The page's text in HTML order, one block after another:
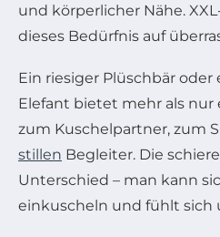
und körperlicher Nähe.
dieses Bedürfnis auf
Ein riesiger Plüschbär
Elefant bietet mehr als nur
zum Kuschelpartner, zum
stillen Begleiter. Die
Unterschied – man kann
einkuscheln und fühlt sich